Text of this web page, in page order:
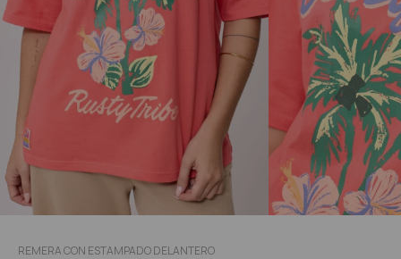
REMERA CON ESTAMPADO DELANTERO